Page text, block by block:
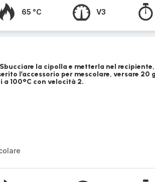
65 °C V3
la cipolla e metterla nel recipiente,
l’accessorio per mescolare, versare 20
a 100°C con velocità 2.